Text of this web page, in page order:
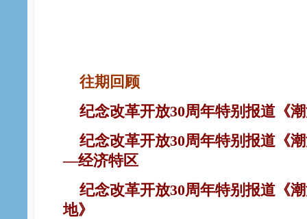
往期回顾
纪念改革开放30周年特别报道《
纪念改革开放30周年特别报道《
—经济特区
纪念改革开放30周年特别报道《
地》